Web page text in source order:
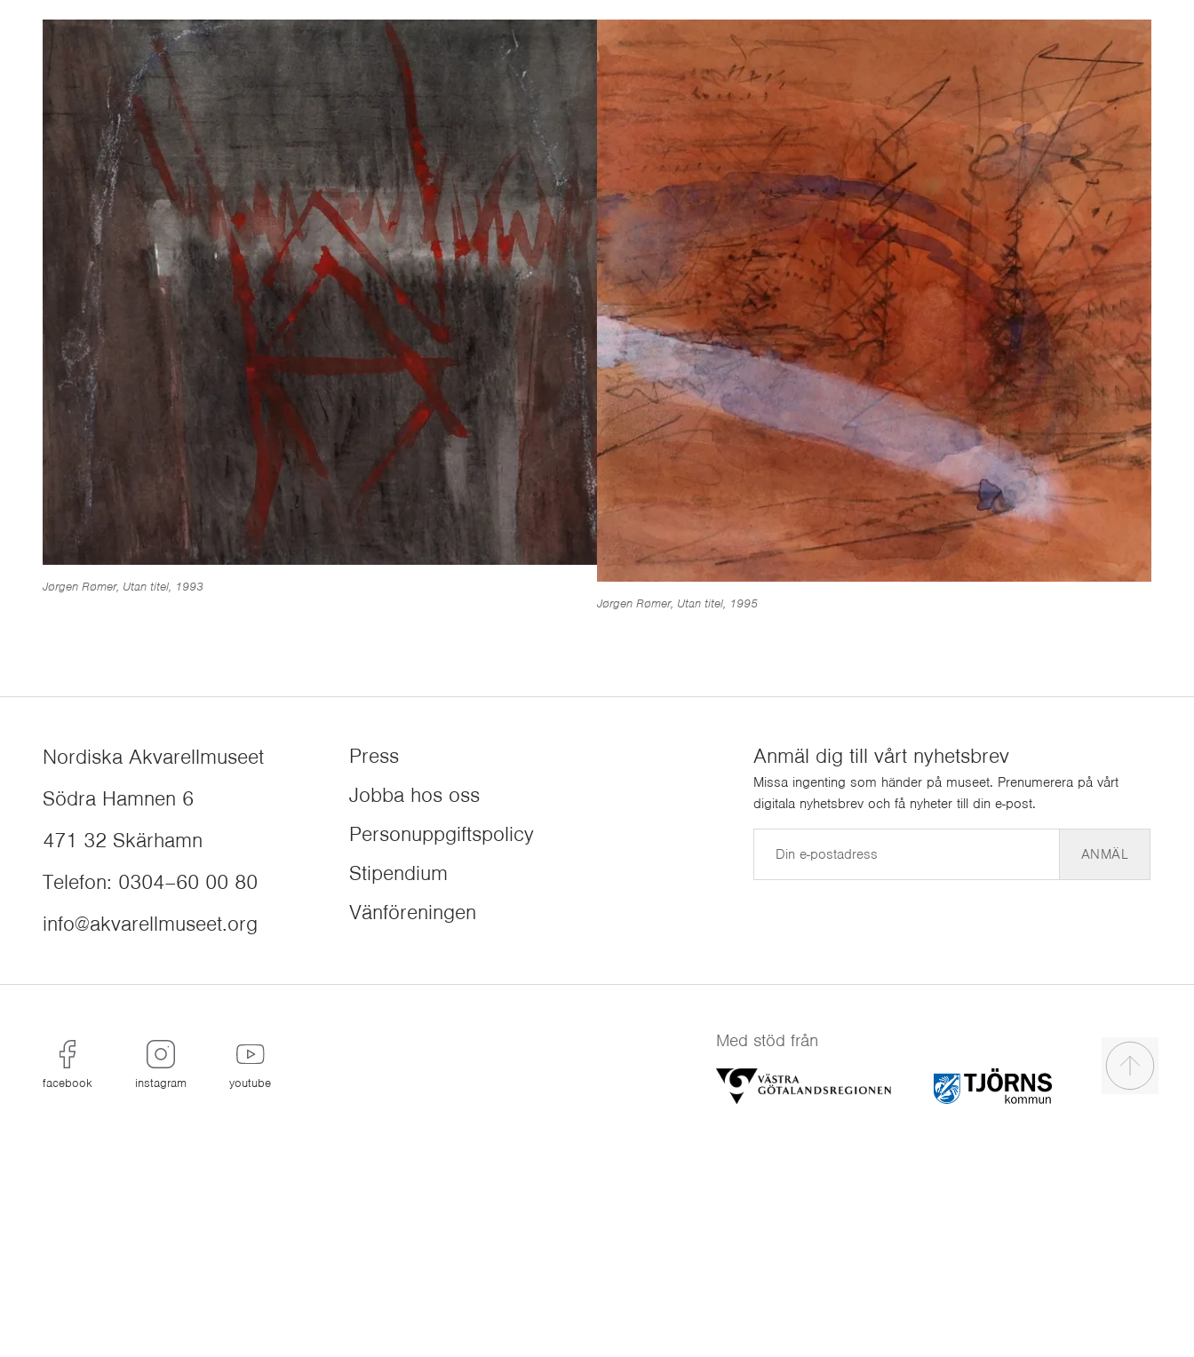
Jørgen Rømer, Utan titel, 1993
Jørgen Rømer, Utan titel, 1995
Nordiska Akvarellmuseet
Södra Hamnen 6
471 32 Skärhamn
Telefon: 0304–60 00 80
info@akvarellmuseet.org
Press
Jobba hos oss
Personuppgiftspolicy
Stipendium
Vänföreningen
Anmäl dig till vårt nyhetsbrev
Missa ingenting som händer på museet. Prenumerera på vårt
digitala nyhetsbrev och få nyheter till din e-post.
ANMÄL
facebook instagram youtube
Med stöd från Scroll to